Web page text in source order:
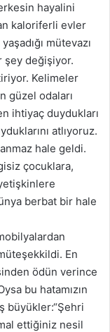
hayalini
kaloriferli evler
mütevazı
şey değişiyor.
Kelimeler
güzel odaları
ihtiyaç duydukları
atlıyoruz.
hale geldi.
çocuklara,
berbat bir hale
En
ödün verince
bu hatamızın
büyükler:“Şehri
ettiğiniz nesil